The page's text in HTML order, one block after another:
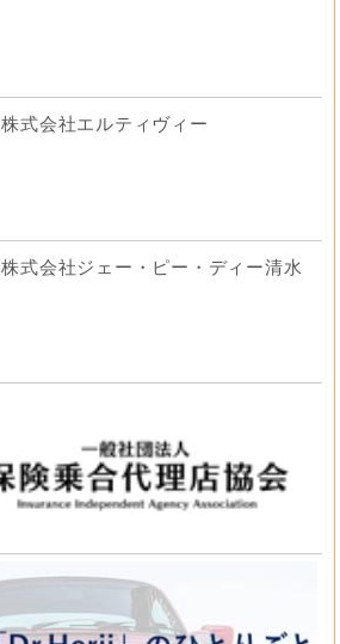
株式会社エルティヴィー
株式会社ジェー・ピー・ディー清水